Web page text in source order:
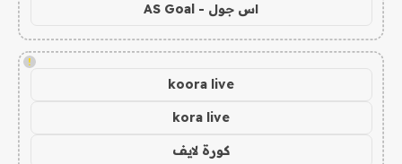
اس جول - AS Goal
!
koora live
kora live
كورة لايف